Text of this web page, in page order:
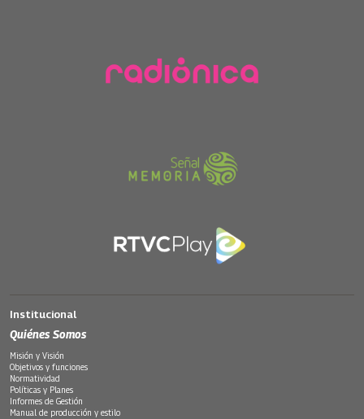
Institucional
Quiénes Somos
Misión y Visión
Objetivos y funciones
Normatividad
Políticas y Planes
Informes de Gestión
Manual de producción y estilo